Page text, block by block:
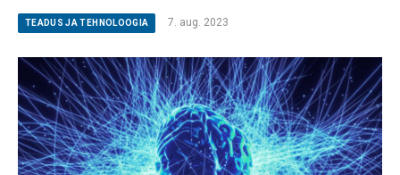
TEADUS JA TEHNOLOOGIA 7. aug. 2023